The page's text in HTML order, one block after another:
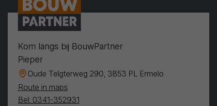
Kom langs bij BouwPartner
Pieper
Oude Telgterweg 290, 3853 PL Ermelo
Route in maps
Bel: 0341-352931